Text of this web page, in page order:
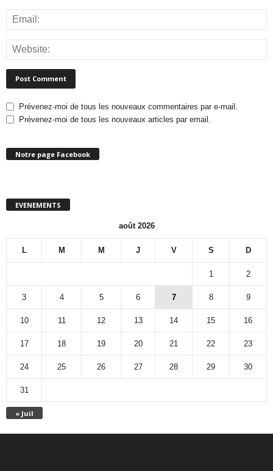
Prévenez-moi de tous les nouveaux commentaires par e-mail.
Prévenez-moi de tous les nouveaux articles par email.
Notre page Facebook
EVENEMENTS
août 2026
L M M J V S D
« Juil
1 2
3 4 5 6 7 8 9
10 11 12 13 14 15 16
17 18 19 20 21 22 23
24 25 26 27 28 29 30
31